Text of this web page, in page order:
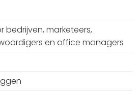
bedrijven, marketeers,
en office managers